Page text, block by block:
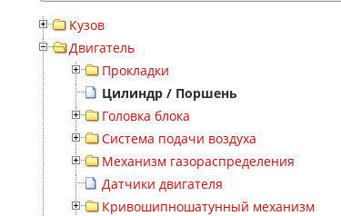
Кузов
Двигатель
Прокладки
Цилиндр / Поршень
Головка блока
Система подачи воздуха
Механизм газораспределения
Датчики двигателя
Кривошипношатунный механизм